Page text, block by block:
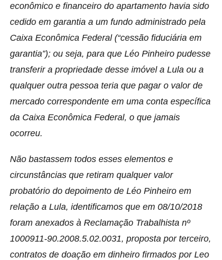
econômico e financeiro do apartamento havia sido
cedido em garantia a um fundo administrado pela
Caixa Econômica Federal (“cessão fiduciária em
garantia”); ou seja, para que Léo Pinheiro pudesse
transferir a propriedade desse imóvel a Lula ou a
qualquer outra pessoa teria que pagar o valor de
mercado correspondente em uma conta específica
da Caixa Econômica Federal, o que jamais
ocorreu.
Não bastassem todos esses elementos e
circunstâncias que retiram qualquer valor
probatório do depoimento de Léo Pinheiro em
relação a Lula, identificamos que em 08/10/2018
foram anexados à Reclamação Trabalhista nº
1000911-90.2008.5.02.0031, proposta por terceiro,
contratos de doação em dinheiro firmados por Leo